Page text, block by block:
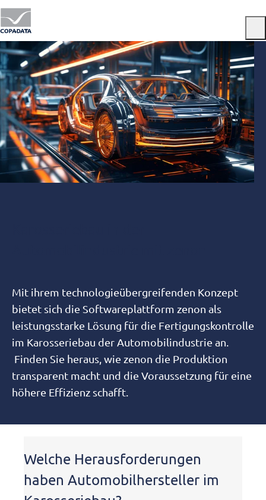
Mit ihrem technologieübergreifenden Konzept
bietet sich die Softwareplattform zenon als
leistungsstarke Lösung für die Fertigungskontrolle
im Karosseriebau der Automobilindustrie an.
Finden Sie heraus, wie zenon die Produktion
transparent macht und die Voraussetzung für eine
höhere Effizienz schafft.
Welche Herausforderungen
haben Automobilhersteller im